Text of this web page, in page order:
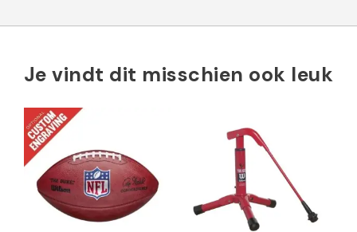
Je vindt dit misschien ook leuk